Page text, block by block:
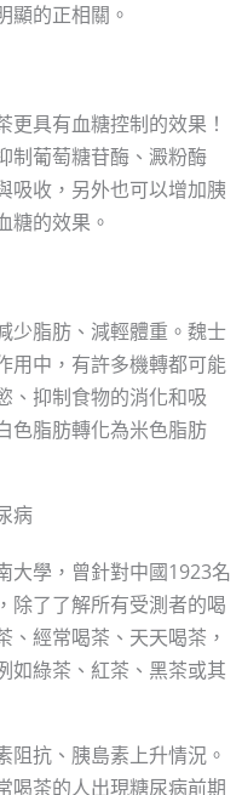
顯的正相關。
更具有血糖控制的效果！
制葡萄糖苷酶、澱粉酶
吸收，另外也可以增加胰
糖的效果。
少脂肪、減輕體重。魏士
用中，有許多機轉都可能
、抑制食物的消化和吸
色脂肪轉化為米色脂肪
病
大學，曾針對中國1923名
除了了解所有受測者的喝
、經常喝茶、天天喝茶，
如綠茶、紅茶、黑茶或其
阻抗、胰島素上升情況。
喝茶的人出現糖尿病前期